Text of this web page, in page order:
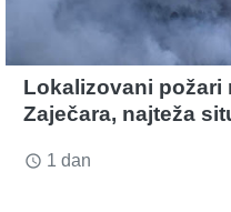
Lokalizovani požari
Zaječara, najteža
access_time 1 dan